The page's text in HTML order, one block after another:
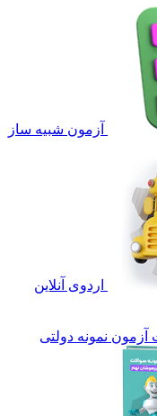
آزمون شبیه ساز
اردوی آنلاین
نمونه دولتی